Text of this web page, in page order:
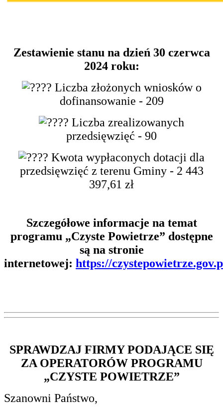
Zestawienie stanu na dzień 30 czerwca
2024 roku:
Liczba złożonych wniosków o
dofinansowanie - 209
Liczba zrealizowanych
przedsięwzięć - 90
Kwota wypłaconych dotacji dla
przedsięwzięć z terenu Gminy - 2 443
397,61 zł
Szczegółowe informacje na temat
programu „Czyste Powietrze” dostępne
są na stronie
internetowej: https://
SPRAWDZAJ FIRMY PODAJĄCE SIĘ
ZA OPERATORÓW PROGRAMU
„CZYSTE POWIETRZE”
Szanowni Państwo,